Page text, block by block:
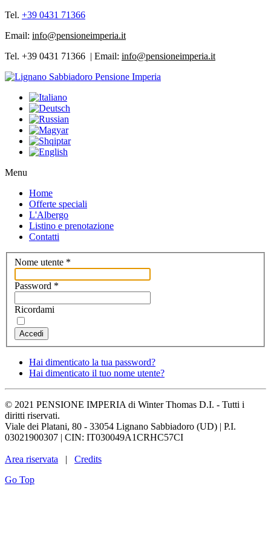
Tel. +39 0431 71366
Email: info@pensioneimperia.it
Tel. +39 0431 71366 | Email: info@pensioneimperia.it
Menu
Home
Offerte speciali
L'Albergo
Listino e prenotazione
Contatti
Nome utente *
Password *
Ricordami
Accedi
Hai dimenticato la tua password?
Hai dimenticato il tuo nome utente?
© 2021 PENSIONE IMPERIA di Winter Thomas D.I. - Tutti i
diritti riservati.
Viale dei Platani, 80 - 33054 Lignano Sabbiadoro (UD) | P.I.
03021900307 | CIN: IT030049A1CRHC57CI
Area riservata | Credits
Go Top